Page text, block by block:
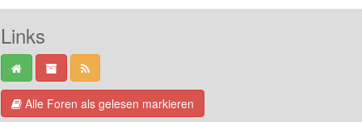
Links
Alle Foren als gelesen markieren